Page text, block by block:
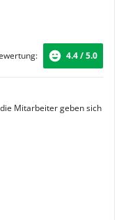
4.4 / 5.0
Mitarbeiter geben sich